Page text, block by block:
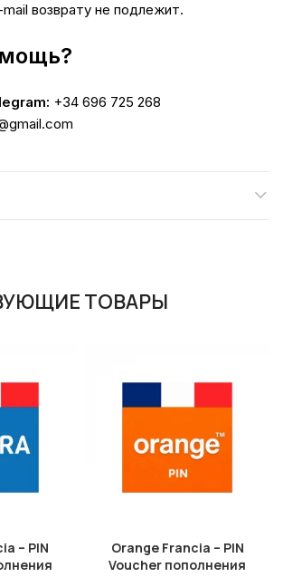
возврату не подлежит.
+34 696 725 268
ТОВАРЫ
– PIN
Orange Francia – PIN
Voucher пополнения